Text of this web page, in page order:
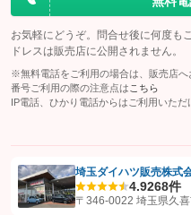
お気軽にどうぞ。問合せ後に何度も
ドレスは販売店に公開されません。
※無料電話をご利用の場合は、販売店
番号ご利用の際の注意点は こちら
IP電話、ひかり電話からはご利用いただ
【STEP1】認証画面でグーネットを
埼玉ダイハツ販売株
4.9268件
〒346-0022 埼玉県久